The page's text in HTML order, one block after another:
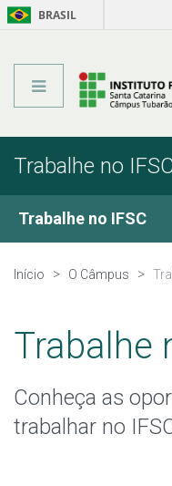
BRASIL
Trabalhe no
Trabalhe no IFSC
Concursos Públicos
Movimentação de
Resultados Parciais do
Início O Câmpus
Trabalhe
Conheça as
trabalhar no